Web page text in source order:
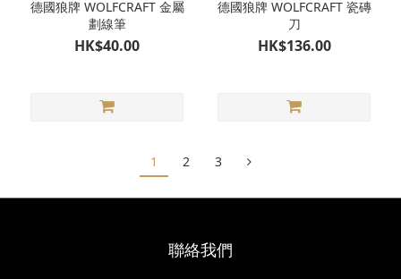
德國狼牌 WOLFCRAFT 金屬
劃線筆
HK$40.00
德國狼牌 WOLFCRAFT 瓷磚
刀
HK$136.00
1 2 3
聯絡我們